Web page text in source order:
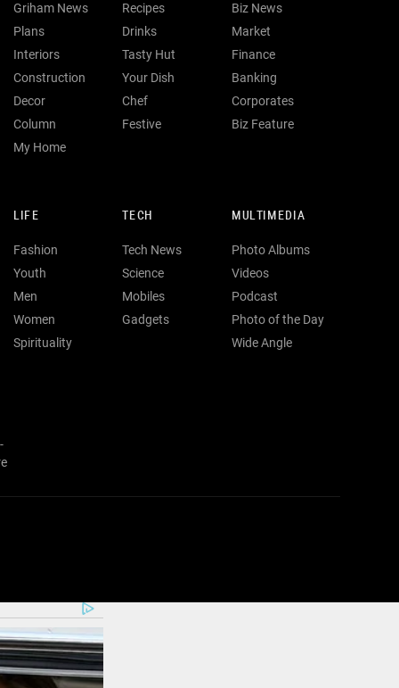
Griham News
Plans
Interiors
Construction
Decor
Column
My Home
Recipes
Drinks
Tasty Hut
Your Dish
Chef
Festive
Biz News
Market
Finance
Banking
Corporates
Biz Feature
LIFE
Fashion
Youth
Men
Women
Spirituality
TECH
Tech News
Science
Mobiles
Gadgets
MULTIMEDIA
Photo Albums
Videos
Podcast
Photo of the Day
Wide Angle